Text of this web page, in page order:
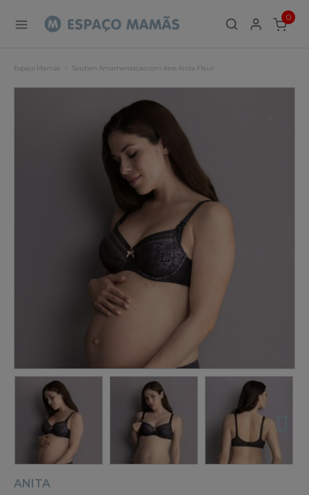
0
ITEMS
Espaço Mamãs Soutien Amamentação com Aros Anita Fleur
ANITA